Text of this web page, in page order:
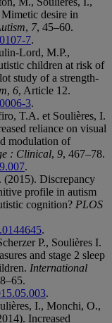
desire in
, 7, 45–60.
7.
Lord, M.P.,
children at risk of
study of a strength-
, 6, Article 12.
3.
T.A. et Soulières, I.
reliance on visual
modulation of
: Clinical, 9, 467–78.
.
(2015). Discrepancy
profile in autism
cognition? PLOS
.
P., Soulières I.
and stage 2 sleep
International
.
I., Monchi, O.,
Increased